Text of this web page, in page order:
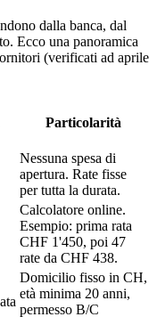
dalla banca, dal
Ecco una panoramica
(verificati ad aprile
Particolarità
Nessuna spesa di
apertura. Rate fisse
per tutta la durata.
Calcolatore online.
Esempio: prima rata
CHF 1'450, poi 47
rate da CHF 438.
Domicilio fisso in CH,
età minima 20 anni,
permesso B/C